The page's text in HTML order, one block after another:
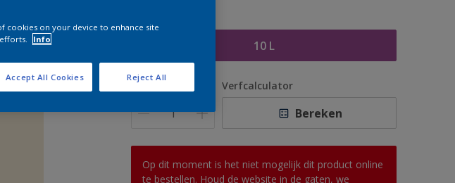
Grootte
10 L
Aantal Verfcalculator
Bereken
Op dit moment is het niet mogelijk dit product online
te bestellen. Houd de website in de gaten, we
cookies on your device to enhance site
Info
Reject All
Accept All Cookies